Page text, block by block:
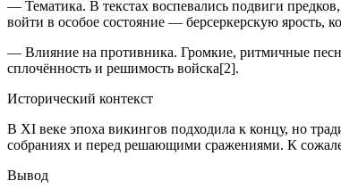
— Тематика. В текстах воспевались подвиги
войти в особое состояние — берсеркерскую ярость,
— Влияние на противника. Громкие, ритмичные
сплочённость и решимость войска[2].
Исторический контекст
В XI веке эпоха викингов подходила к концу, но
собраниях и перед решающими сражениями. К
Вывод